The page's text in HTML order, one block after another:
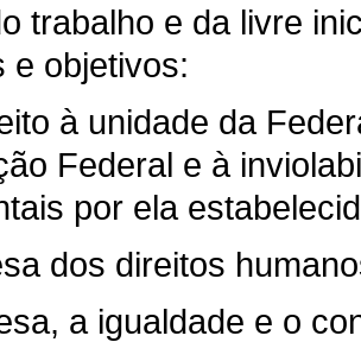
trabalho e da livre
e objetivos:
à unidade da
Federal e à
por ela
dos direitos
a igualdade e o